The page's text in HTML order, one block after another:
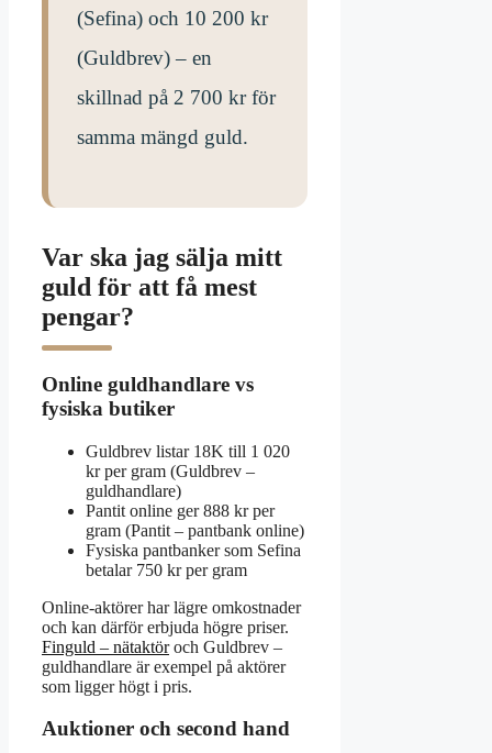
(Sefina) och 10 200 kr
(Guldbrev) – en
skillnad på 2 700 kr för
samma mängd guld.
Var ska jag sälja mitt
guld för att få mest
pengar?
Online guldhandlare vs
fysiska butiker
Guldbrev listar 18K till 1 020
kr per gram (Guldbrev –
guldhandlare)
Pantit online ger 888 kr per
gram (Pantit – pantbank online)
Fysiska pantbanker som Sefina
betalar 750 kr per gram
Online-aktörer har lägre omkostnader
och kan därför erbjuda högre priser.
Finguld – nätaktöroch Guldbrev –
guldhandlare är exempel på aktörer
som ligger högt i pris.
Auktioner och second hand